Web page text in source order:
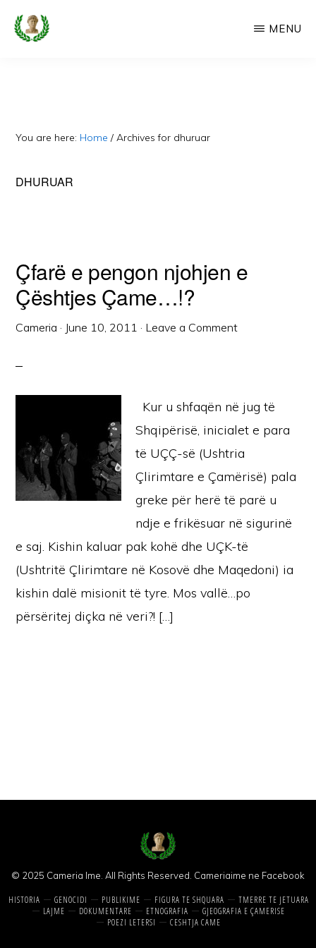
Skip
Faqe
Dedikuar
MENU
You are here: Home / Archives for dhuruar
DHURUAR
Çfarë e pengon njohjen e
Çështjes Çame…!?
Cameria · June 10, 2011 · Leave a Comment
Kur u shfaqën në jug të
Shqipërisë, inicialet e para
të UÇÇ-së (Ushtria
Çlirimtare e Çamërisë) pala
greke për herë të parë u
ndje e frikësuar në sigurinë
e saj. Kishin kaluar pak kohë dhe UÇK-të
(Ushtritë Çlirimtare në Kosovë dhe Maqedoni) ia
kishin dalë misionit të tyre. Mos vallë…po
përsëritej diçka në veri?! […]
© 2025 Cameria Ime. All Rights Reserved. Cameriaime ne Facebook
HISTORIA GENOCIDI PUBLIKIME FIGURA TE SHQUARA
TMERRE TE JETUARA
LAJME
DOKUMENTARE ETNOGRAFIA
GJEOGRAFIA E ÇAMERISE
POEZI LETERSI
CESHTJA CAME